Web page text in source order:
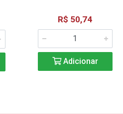
R$ 50,74
Adicionar